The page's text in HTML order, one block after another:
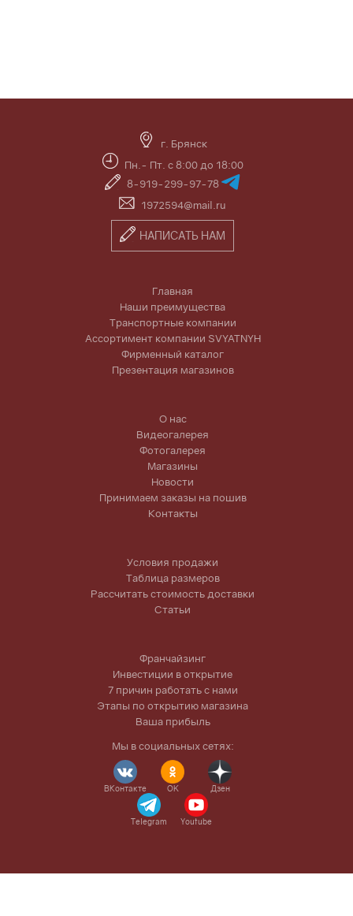
г. Брянск
Пн.- Пт. с 8:00 до 18:00
8-919-299-97-78
1972594@mail.ru
НАПИСАТЬ НАМ
Главная
Наши преимущества
Транспортные компании
Ассортимент компании SVYATNYH
Фирменный каталог
Презентация магазинов
О нас
Видеогалерея
Фотогалерея
Магазины
Новости
Принимаем заказы на пошив
Контакты
Условия продажи
Таблица размеров
Рассчитать стоимость доставки
Статьи
Франчайзинг
Инвестиции в открытие
7 причин работать с нами
Этапы по открытию магазина
Ваша прибыль
Мы в социальных сетях:
ВКонтакте OK Дзен
Telegram Youtube